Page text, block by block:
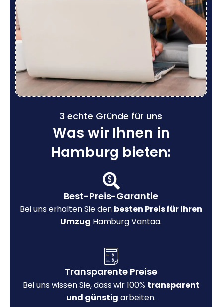
3 echte Gründe für uns
Was wir Ihnen in
Hamburg bieten:
Best-Preis-Garantie
Bei uns erhalten Sie den besten Preis für Ihren
Umzug Hamburg Vantaa.
Transparente Preise
Bei uns wissen Sie, dass wir 100% transparent
und günstig arbeiten.